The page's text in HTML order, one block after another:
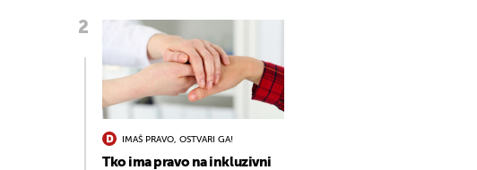
IMAŠ PRAVO, OSTVARI GA!
Tko ima pravo na inkluzivni